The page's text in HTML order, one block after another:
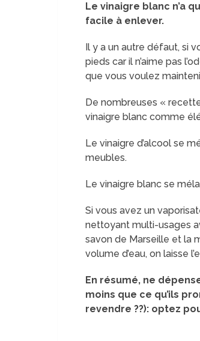
Le vinaigre blanc n’a
facile à enlever.
Il y a un autre défaut, si
pieds car il n’aime pas
que vous voulez
De nombreuses «
vinaigre blanc comme
Le vinaigre d’alcool se
meubles.
Le vinaigre blanc se
Si vous avez un
nettoyant multi-usages
savon de Marseille et la
volume d’eau, on laisse
En résumé, ne
moins que ce qu’ils
revendre ??): optez